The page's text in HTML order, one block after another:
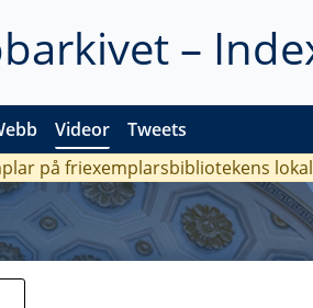
–
Videor Tweets
på friexemplarsbibliotekens